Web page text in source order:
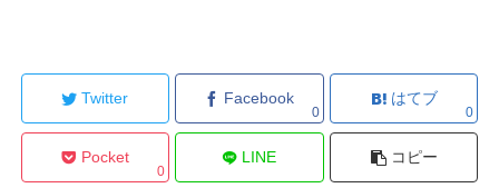
Twitter Facebook
0
はてブ
0
Pocket
0
LINE コピー